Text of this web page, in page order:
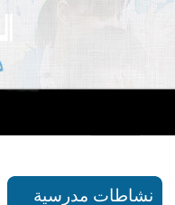
نشاطات مدرسية